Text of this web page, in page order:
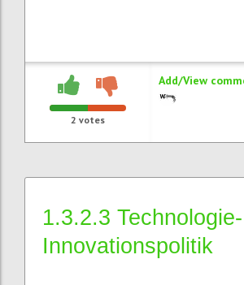
2 votes
Add/View
1.3.2.3
Innovationspolitik